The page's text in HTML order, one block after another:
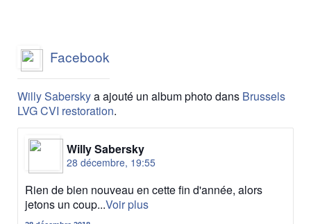
Facebook
Willy Saberskya ajouté un album photo dans Brussels
LVG CVI restoration.
Willy Sabersky
28 décembre, 19:55
Rien de bien nouveau en cette fin d'année, alors
jetons un coup...Voir plus